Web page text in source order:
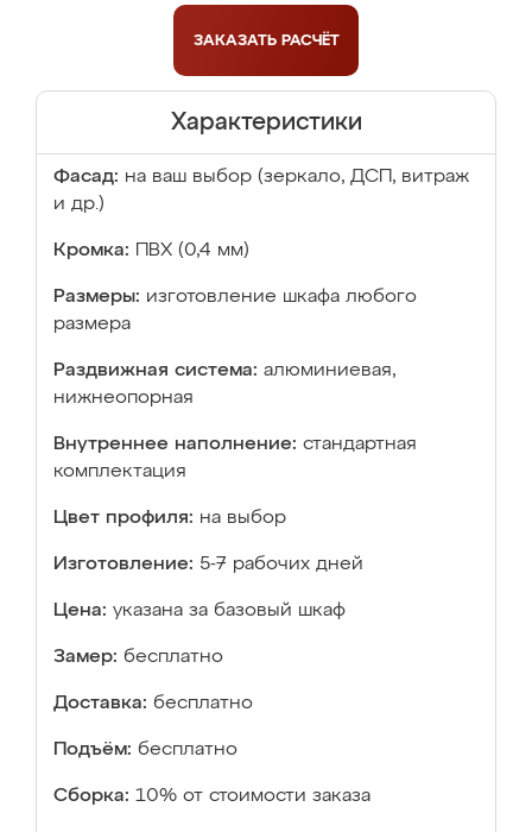
ЗАКАЗАТЬ РАСЧЁТ
Характеристики
Фасад: на ваш выбор (зеркало, ДСП, витраж
и др.)
Кромка: ПВХ (0,4 мм)
Размеры: изготовление шкафа любого
размера
Раздвижная система: алюминиевая,
нижнеопорная
Внутреннее наполнение: стандартная
комплектация
Цвет профиля: на выбор
Изготовление: 5-7 рабочих дней
Цена: указана за базовый шкаф
Замер: бесплатно
Доставка: бесплатно
Подъём: бесплатно
Сборка: 10% от стоимости заказа